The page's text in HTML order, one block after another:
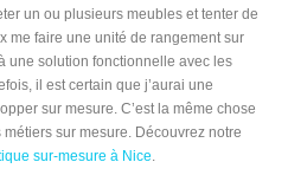
un ou plusieurs meubles et tenter de
me faire une unité de rangement sur
une solution fonctionnelle avec les
il est certain que j’aurai une
sur mesure. C’est la même chose
sur mesure. Découvrez notre
sur-mesure à Nice.